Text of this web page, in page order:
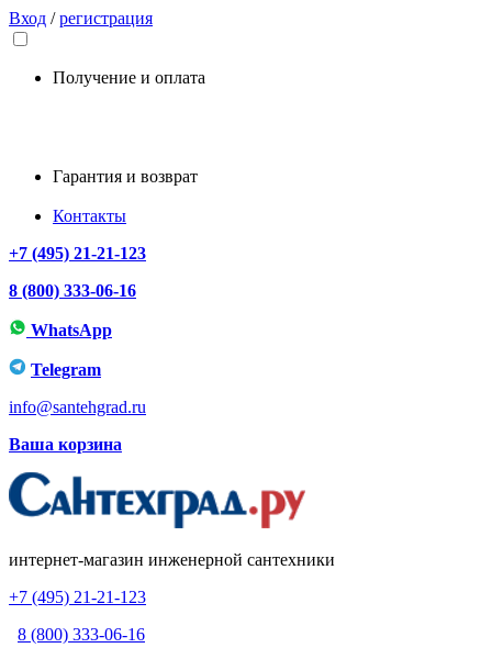
Вход /регистрация
Получение и оплата
Гарантия и возврат
Контакты
+7 (495) 21-21-123
8 (800) 333-06-16
WhatsApp
Telegram
info@santehgrad.ru
Ваша корзина
интернет-магазин инженерной сантехники
+7 (495) 21-21-123
8 (800) 333-06-16